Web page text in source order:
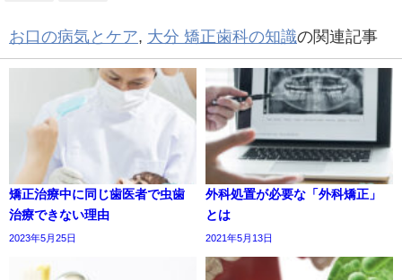
お口の病気とケア, 大分 矯正歯科の知識の関連記事
矯正治療中に同じ歯医者で虫歯
治療できない理由
2023年5月25日
外科処置が必要な「外科矯正」
とは
2021年5月13日